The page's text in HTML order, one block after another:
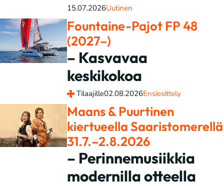
15.07.2026Uutinen
Fountaine-Pajot FP 48
(2027–)
– Kasvavaa
keskikokoa
Tilaajille02.08.2026Ensiesittely
Maans & Puurtinen
kiertueella Saaristomerellä
31.7.–2.8.2026
– Perinnemusiikkia
modernilla otteella